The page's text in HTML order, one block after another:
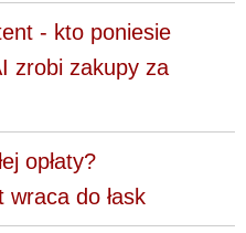
- kto poniesie
zrobi zakupy za
opłaty?
do łask